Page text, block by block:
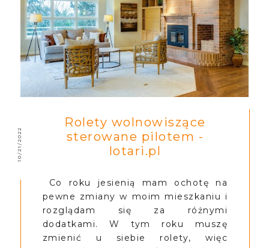
10/21/2022
Rolety wolnowiszące
sterowane pilotem -
lotari.pl
Co roku jesienią mam ochotę na
pewne zmiany w moim mieszkaniu i
rozglądam się za różnymi
dodatkami. W tym roku muszę
zmienić u siebie rolety, więc